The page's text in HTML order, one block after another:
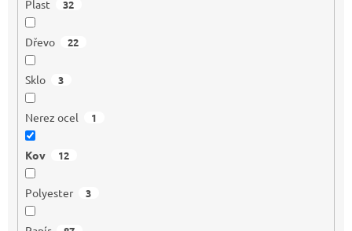
Plast 32
Dřevo 22
Sklo 3
Nerez ocel 1
Kov 12
Polyester 3